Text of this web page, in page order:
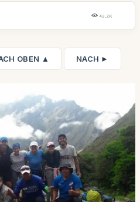
43,2K
OBEN ▲ NACH ►